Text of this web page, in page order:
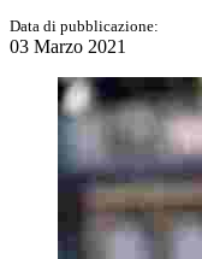
Data di pubblicazione:
03 Marzo 2021